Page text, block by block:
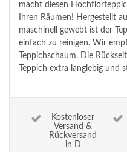
macht diesen
Ihren Räumen! Hergestellt
maschinell gewebt ist der
einfach zu reinigen. Wir
Teppichschaum. Die
Teppich extra langlebig und
Kostenloser
Versand &
Rückversand
in D